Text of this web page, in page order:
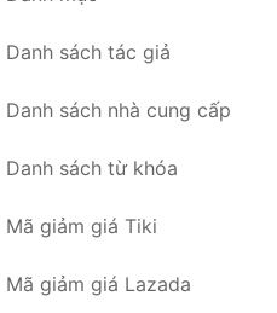
Danh sách tác giả
Danh sách nhà cung cấp
Danh sách từ khóa
Mã giảm giá Tiki
Mã giảm giá Lazada